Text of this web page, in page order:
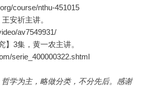
course/nthu-451015
安祈主讲。
av7549931/
】3集，黄一农主讲。
serie_400000322.shtml
学为主，略做分类，不分先后。感谢